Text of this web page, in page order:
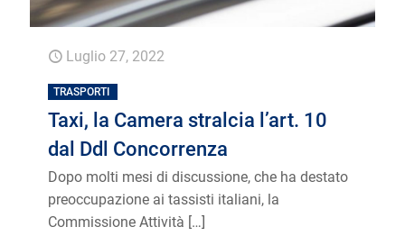
Luglio 27, 2022
TRASPORTI
Taxi, la Camera stralcia l’art. 10
dal Ddl Concorrenza
Dopo molti mesi di discussione, che ha destato
preoccupazione ai tassisti italiani, la
Commissione Attività […]